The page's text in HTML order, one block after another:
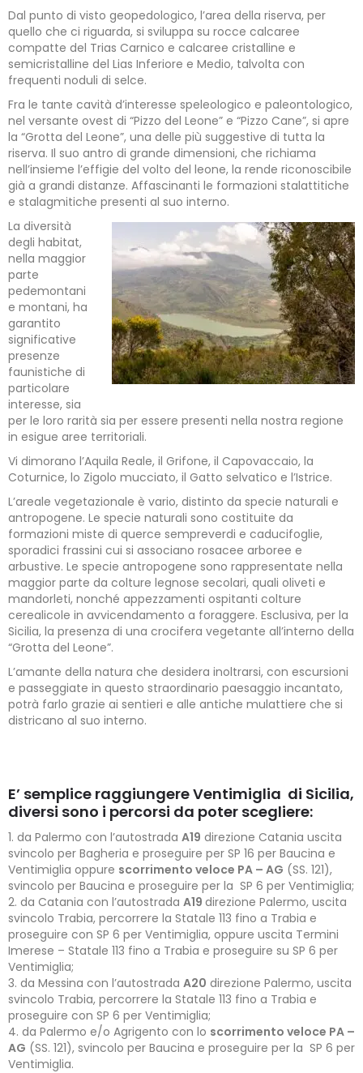
Dal punto di visto geopedologico, l’area della riserva, per
quello che ci riguarda, si sviluppa su rocce calcaree
compatte del Trias Carnico e calcaree cristalline e
semicristalline del Lias Inferiore e Medio, talvolta con
frequenti noduli di selce.
Fra le tante cavità d’interesse speleologico e paleontologico,
nel versante ovest di “Pizzo del Leone” e “Pizzo Cane”, si apre
la “Grotta del Leone”, una delle più suggestive di tutta la
riserva. Il suo antro di grande dimensioni, che richiama
nell’insieme l’effigie del volto del leone, la rende riconoscibile
già a grandi distanze. Affascinanti le formazioni stalattitiche
e stalagmitiche presenti al suo interno.
La diversità
degli habitat,
nella maggior
parte
pedemontani
e montani, ha
garantito
significative
presenze
faunistiche di
particolare
interesse, sia
per le loro rarità sia per essere presenti nella nostra regione
in esigue aree territoriali.
Vi dimorano l’Aquila Reale, il Grifone, il Capovaccaio, la
Coturnice, lo Zigolo mucciato, il Gatto selvatico e l’Istrice.
L’areale vegetazionale è vario, distinto da specie naturali e
antropogene. Le specie naturali sono costituite da
formazioni miste di querce sempreverdi e caducifoglie,
sporadici frassini cui si associano rosacee arboree e
arbustive. Le specie antropogene sono rappresentate nella
maggior parte da colture legnose secolari, quali oliveti e
mandorleti, nonché appezzamenti ospitanti colture
cerealicole in avvicendamento a foraggere. Esclusiva, per la
Sicilia, la presenza di una crocifera vegetante all’interno della
“Grotta del Leone”.
L’amante della natura che desidera inoltrarsi, con escursioni
e passeggiate in questo straordinario paesaggio incantato,
potrà farlo grazie ai sentieri e alle antiche mulattiere che si
districano al suo interno.
E’ semplice raggiungere Ventimiglia di Sicilia,
diversi sono i percorsi da poter scegliere:
da Palermo con l’autostrada A19 direzione Catania uscita
svincolo per Bagheria e proseguire per SP 16 per Baucina e
Ventimiglia oppure scorrimento veloce PA – AG (SS. 121),
svincolo per Baucina e proseguire per la SP 6 per Ventimiglia;
da Catania con l’autostrada A19 direzione Palermo, uscita
svincolo Trabia, percorrere la Statale 113 fino a Trabia e
proseguire con SP 6 per Ventimiglia, oppure uscita Termini
Imerese – Statale 113 fino a Trabia e proseguire su SP 6 per
Ventimiglia;
da Messina con l’autostrada A20 direzione Palermo, uscita
svincolo Trabia, percorrere la Statale 113 fino a Trabia e
proseguire con SP 6 per Ventimiglia;
da Palermo e/o Agrigento con lo scorrimento veloce PA –
AG (SS. 121), svincolo per Baucina e proseguire per la SP 6 per
Ventimiglia.